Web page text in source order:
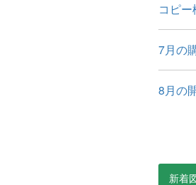
コピ
7月の
8月の
新着